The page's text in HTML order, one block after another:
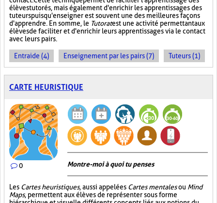
élèves tutorés, mais également d'enrichir les apprentissages des
tuteurs puisqu'enseigner est souvent une des meilleures façons
d'apprendre. En somme, le Tutoratest une activité permettant aux
élèves de faciliter et d'enrichir leurs apprentissages via le contact
avec leurs pairs.
Entraide (4) Enseignement par les pairs (7) Tuteurs (1)
CARTE HEURISTIQUE
0 Montre-moi à quoi tu penses
Les Cartes heuristiques, aussi appelées Cartes mentalesou Mind
Maps, permettent aux élèves de représenter sous forme